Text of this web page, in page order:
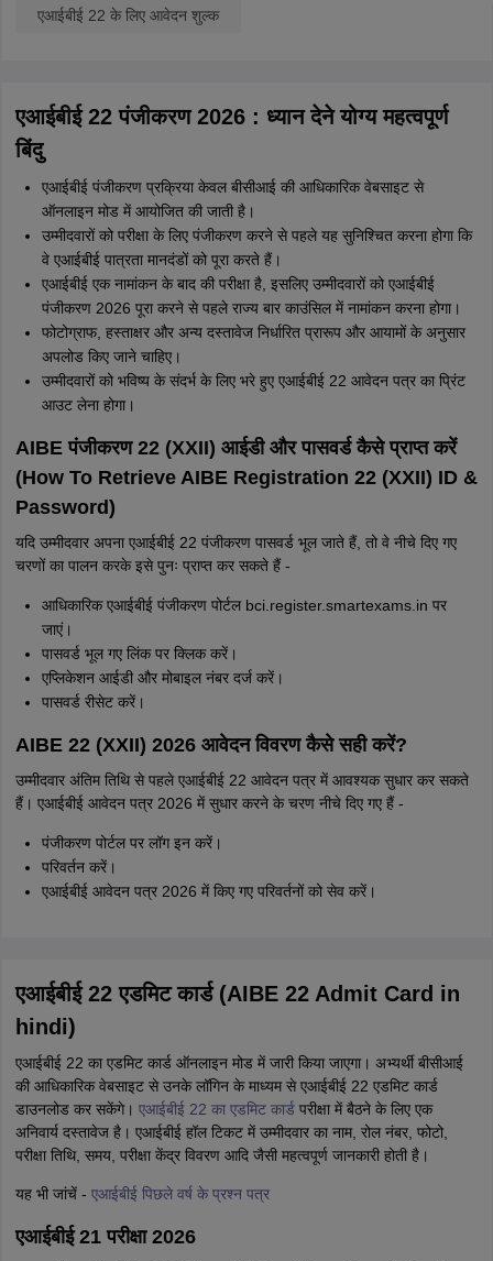
एआईबीई 22 के लिए आवेदन शुल्क
एआईबीई 22 पंजीकरण 2026 : ध्यान देने योग्य महत्वपूर्ण
बिंदु
एआईबीई पंजीकरण प्रक्रिया केवल बीसीआई की आधिकारिक वेबसाइट से
ऑनलाइन मोड में आयोजित की जाती है।
उम्मीदवारों को परीक्षा के लिए पंजीकरण करने से पहले यह सुनिश्चित करना होगा कि
वे एआईबीई पात्रता मानदंडों को पूरा करते हैं।
एआईबीई एक नामांकन के बाद की परीक्षा है, इसलिए उम्मीदवारों को एआईबीई
पंजीकरण 2026 पूरा करने से पहले राज्य बार काउंसिल में नामांकन करना होगा।
फोटोग्राफ, हस्ताक्षर और अन्य दस्तावेज निर्धारित प्रारूप और आयामों के अनुसार
अपलोड किए जाने चाहिए।
उम्मीदवारों को भविष्य के संदर्भ के लिए भरे हुए एआईबीई 22 आवेदन पत्र का प्रिंट
आउट लेना होगा।
AIBE पंजीकरण 22 (XXII) आईडी और पासवर्ड कैसे प्राप्त करें
(How To Retrieve AIBE Registration 22 (XXII) ID &
Password)
यदि उम्मीदवार अपना एआईबीई 22 पंजीकरण पासवर्ड भूल जाते हैं, तो वे नीचे दिए गए
चरणों का पालन करके इसे पुनः प्राप्त कर सकते हैं -
आधिकारिक एआईबीई पंजीकरण पोर्टल bci.register.smartexams.in पर
जाएं।
पासवर्ड भूल गए लिंक पर क्लिक करें।
एप्लिकेशन आईडी और मोबाइल नंबर दर्ज करें।
पासवर्ड रीसेट करें।
AIBE 22 (XXII) 2026 आवेदन विवरण कैसे सही करें?
उम्मीदवार अंतिम तिथि से पहले एआईबीई 22 आवेदन पत्र में आवश्यक सुधार कर सकते
हैं। एआईबीई आवेदन पत्र 2026 में सुधार करने के चरण नीचे दिए गए हैं -
पंजीकरण पोर्टल पर लॉग इन करें।
परिवर्तन करें।
एआईबीई आवेदन पत्र 2026 में किए गए परिवर्तनों को सेव करें।
एआईबीई 22 एडमिट कार्ड (AIBE 22 Admit Card in
hindi)
एआईबीई 22 का एडमिट कार्ड ऑनलाइन मोड में जारी किया जाएगा। अभ्यर्थी बीसीआई
की आधिकारिक वेबसाइट से उनके लॉगिन के माध्यम से एआईबीई 22 एडमिट कार्ड
डाउनलोड कर सकेंगे। एआईबीई 22 का एडमिट कार्डपरीक्षा में बैठने के लिए एक
अनिवार्य दस्तावेज है। एआईबीई हॉल टिकट में उम्मीदवार का नाम, रोल नंबर, फोटो,
परीक्षा तिथि, समय, परीक्षा केंद्र विवरण आदि जैसी महत्वपूर्ण जानकारी होती है।
यह भी जांचें - एआईबीई पिछले वर्ष के प्रश्न पत्र
एआईबीई 21 परीक्षा 2026